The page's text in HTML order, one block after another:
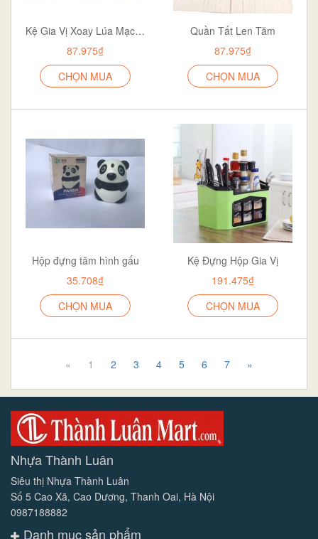
Kệ Gia Vị Xoay Lúa Mạch 4 Tầng
87.975₫
CHỌN MUA
Quần Tất Len Tăm
87.975₫
CHỌN MUA
Hộp đựng tăm hình gấu
35.708₫
CHỌN MUA
Kệ Đựng Hộp Gia Vị
191.475₫
CHỌN MUA
« 1 2 3 4 5 6 7 »
Nhựa Thành Luân
Siêu thị Nhựa Thành Luân
Số 5 Cao Xã, Cao Dương, Thanh Oai, Hà Nội
0987188882
Danh mục sản phẩm